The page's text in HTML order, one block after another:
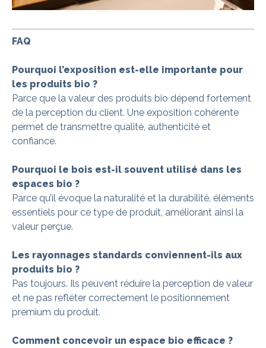
FAQ
Pourquoi l’exposition est-elle importante pour
les produits bio ?
Parce que la valeur des produits bio dépend fortement
de la perception du client. Une exposition cohérente
permet de transmettre qualité, authenticité et
confiance.
Pourquoi le bois est-il souvent utilisé dans les
espaces bio ?
Parce qu’il évoque la naturalité et la durabilité, éléments
essentiels pour ce type de produit, améliorant ainsi la
valeur perçue.
Les rayonnages standards conviennent-ils aux
produits bio ?
Pas toujours. Ils peuvent réduire la perception de valeur
et ne pas refléter correctement le positionnement
premium du produit.
Comment concevoir un espace bio efficace ?